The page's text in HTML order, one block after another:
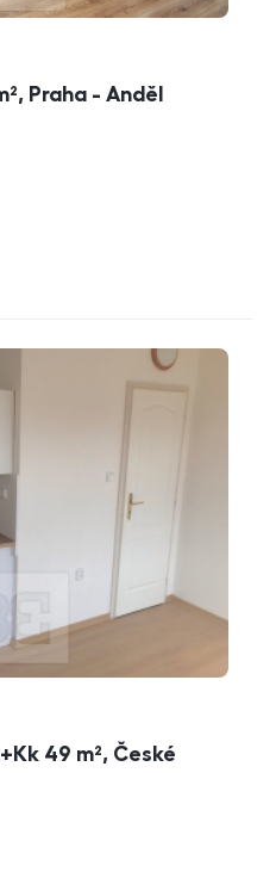
Praha - Anděl
49 m², České